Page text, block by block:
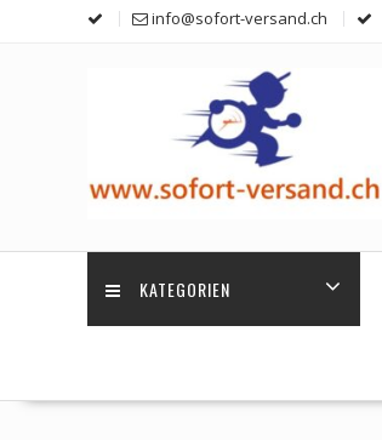
info@sofort-versand.ch
KATEGORIEN